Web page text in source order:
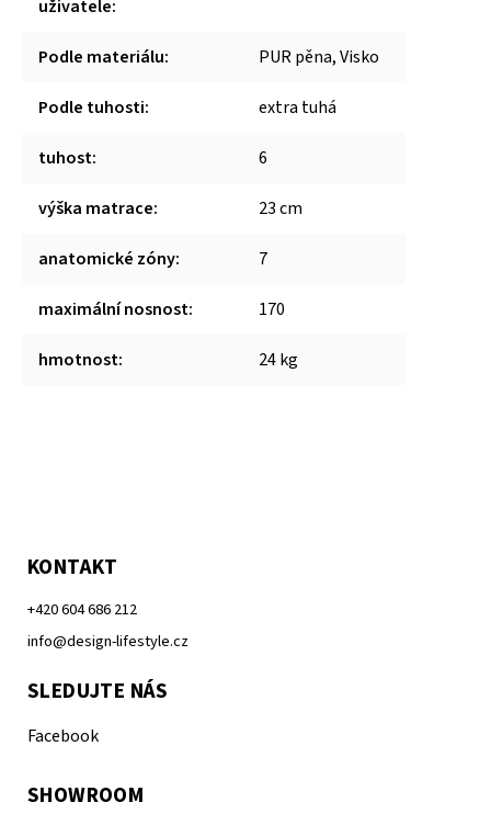
uživatele:
Podle materiálu: PUR pěna, Visko
Podle tuhosti: extra tuhá
tuhost: 6
výška matrace: 23 cm
anatomické zóny: 7
maximální nosnost: 170
hmotnost: 24 kg
KONTAKT
+420 604 686 212
info@design-lifestyle.cz
SLEDUJTE NÁS
Facebook
SHOWROOM